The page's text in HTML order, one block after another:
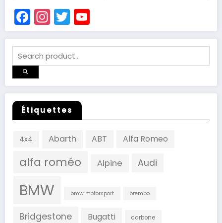
Facebook
Instagram
Twitter
Channel
Étiquettes
4x4 Abarth ABT Alfa Romeo
alfa roméo Alpine Audi
BMW bmw motorsport brembo
Bridgestone Bugatti carbone